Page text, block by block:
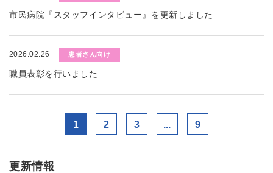
市民病院『スタッフインタビュー』を更新しました
2026.02.26 患者さん向け
職員表彰を行いました
1 2 3 ... 9
更新情報